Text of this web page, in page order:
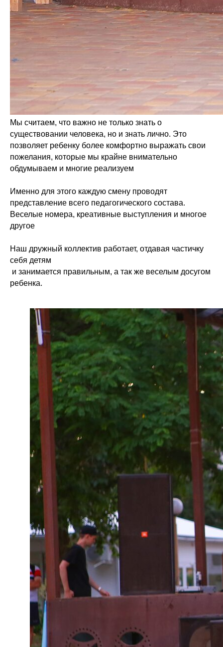
Мы считаем, что важно не только знать о
существовании человека, но и знать лично. Это
позволяет ребенку более комфортно выражать свои
пожелания, которые мы крайне внимательно
обдумываем и многие реализуем
Именно для этого каждую смену проводят
представление всего педагогического состава.
Веселые номера, креативные выступления и многое
другое
Наш дружный коллектив работает, отдавая частичку
себя детям
и занимается правильным, а так же веселым досугом
ребенка.